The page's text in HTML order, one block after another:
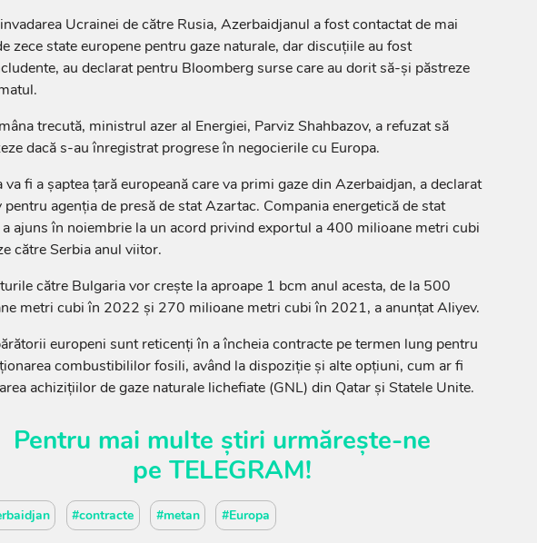
Ucrainei de către Rusia, Azerbaidjanul a fost contactat de mai
zece state europene pentru gaze naturale, dar discuţiile au fost
au declarat pentru Bloomberg surse care au dorit să-şi păstreze
trecută, ministrul azer al Energiei, Parviz Shahbazov, a refuzat să
dacă s-au înregistrat progrese în negocierile cu Europa.
va fi a şaptea ţară europeană care va primi gaze din Azerbaidjan, a declarat
agenţia de presă de stat Azartac. Compania energetică de stat
ajuns în noiembrie la un acord privind exportul a 400 milioane metri cubi
către Serbia anul viitor.
către Bulgaria vor creşte la aproape 1 bcm anul acesta, de la 500
metri cubi în 2022 şi 270 milioane metri cubi în 2021, a anunţat Aliyev.
europeni sunt reticenţi în a încheia contracte pe termen lung pentru
combustibililor fosili, având la dispoziţie şi alte opţiuni, cum ar fi
achiziţiilor de gaze naturale lichefiate (GNL) din Qatar şi Statele Unite.
Pentru mai multe știri urmărește-ne
pe TELEGRAM!
#contracte #metan #Europa